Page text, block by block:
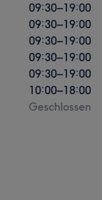
09:30–19:00
09:30–19:00
09:30–19:00
09:30–19:00
09:30–19:00
10:00–18:00
Geschlossen